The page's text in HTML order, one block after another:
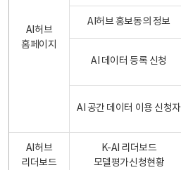
AI허브
홈페이지
AI허브 홍보동의 정보
AI 데이터 등록 신청
AI 공간 데이터 이용 신청자
AI허브
리더보드
K-AI 리더보드
모델평가신청현황